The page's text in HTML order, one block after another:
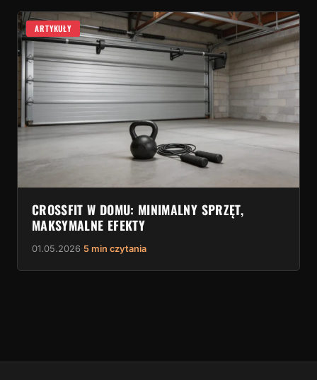
ARTYKUŁY
CROSSFIT W DOMU: MINIMALNY SPRZĘT,
MAKSYMALNE EFEKTY
01.05.2026 5 min czytania